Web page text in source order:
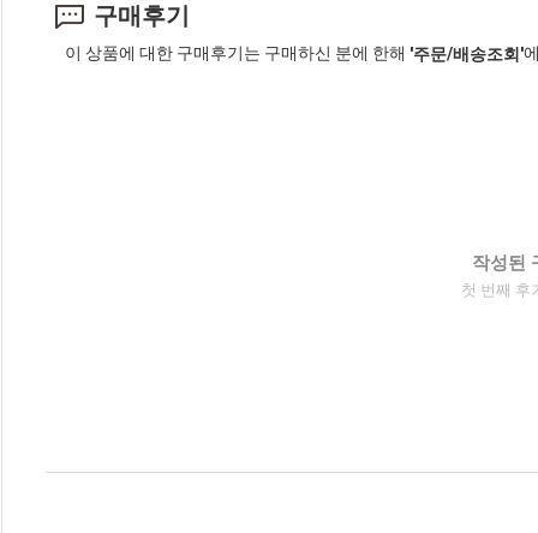
구매후기
이 상품에 대한 구매후기는 구매하신 분에 한해 '주문/배송조회'
작성된
첫 번째 후